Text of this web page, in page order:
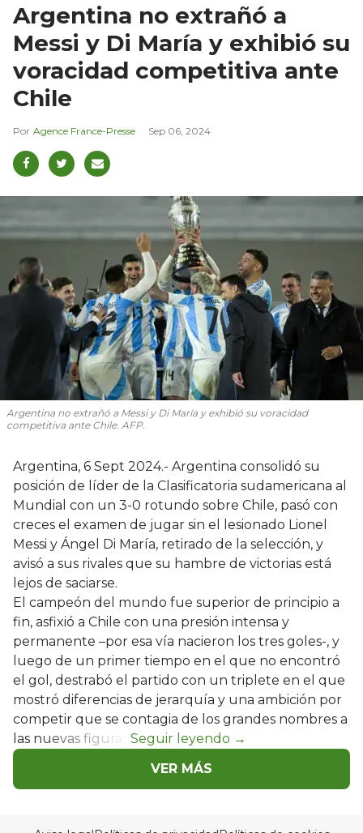
Argentina no extrañó a
Messi y Di María y exhibió su
voracidad competitiva ante
Chile
Agence France-Presse Sep 06, 2024
Argentina no extrañó a Messi y Di María y exhibió su voracidad
competitiva ante Chile. AFP.
Argentina, 6 Sept 2024.- Argentina consolidó su
posición de líder de la Clasificatoria sudamericana al
Mundial con un 3-0 rotundo sobre Chile, pasó con
creces el examen de jugar sin el lesionado Lionel
Messi y Ángel Di María, retirado de la selección, y
avisó a sus rivales que su hambre de victorias está
lejos de saciarse.
El campeón del mundo fue superior de principio a
fin, asfixió a Chile con una presión intensa y
permanente –por esa vía nacieron los tres goles-, y
luego de un primer tiempo en el que no encontró
el gol, destrabó el partido con un triplete en el que
mostró diferencias de jerarquía y una ambición por
competir que se contagia de los grandes nombres a
las nuevas figuras.
VER MÁS